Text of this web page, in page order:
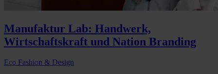
Manufaktur Lab: Handwerk,
Wirtschaftskraft und Nation Branding
Eco Fashion & Design